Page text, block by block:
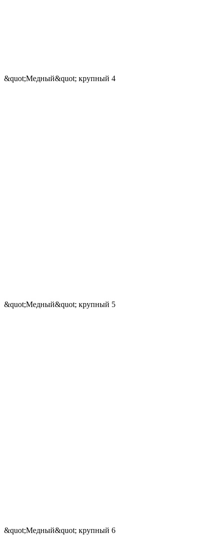
&quot;Медный&quot; крупный 4
&quot;Медный&quot; крупный 5
&quot;Медный&quot; крупный 6